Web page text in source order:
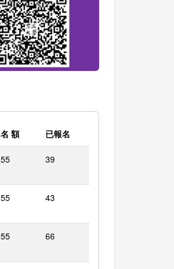
名 額 已報名
55 39
55 43
55 66